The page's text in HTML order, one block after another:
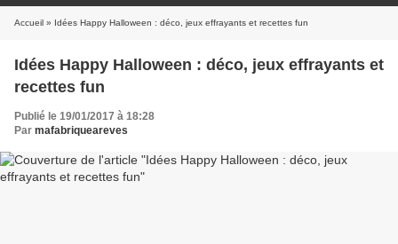
Accueil » Idées Happy Halloween : déco, jeux effrayants et recettes fun
Idées Happy Halloween : déco, jeux effrayants et
recettes fun
Publié le 19/01/2017 à 18:28
Par mafabriqueareves